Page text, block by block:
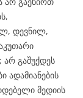
დევნილ,
არ გაშუქდეს
ადამიანების
მედიის